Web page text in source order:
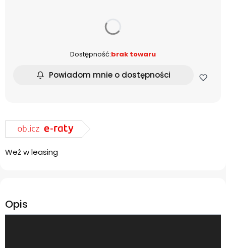
Dostępność:brak towaru
Powiadom mnie o dostępności
Weź w leasing
Opis